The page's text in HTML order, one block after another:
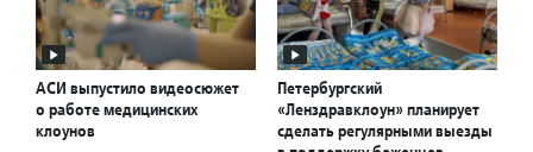
АСИ выпустило видеосюжет
о работе медицинских
клоунов
Петербургский
«Ленздравклоун» планирует
сделать регулярными выезды